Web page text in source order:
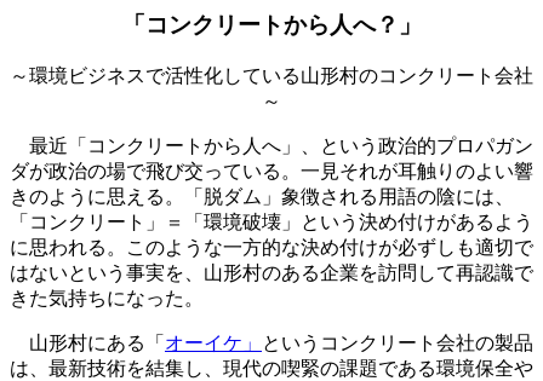
「コンクリートから人へ？」
～環境ビジネスで活性化している山形村のコンクリート会社
～
最近「コンクリートから人へ」、という政治的プロパガン
ダが政治の場で飛び交っている。一見それが耳触りのよい響
きのように思える。「脱ダム」象徴される用語の陰には、
「コンクリート」＝「環境破壊」という決め付けがあるよう
に思われる。このような一方的な決め付けが必ずしも適切で
はないという事実を、山形村のある企業を訪問して再認識で
きた気持ちになった。
山形村にある「 オーイケ」
というコンクリート会社の製品
は、最新技術を結集し、現代の喫緊の課題である環境保全や